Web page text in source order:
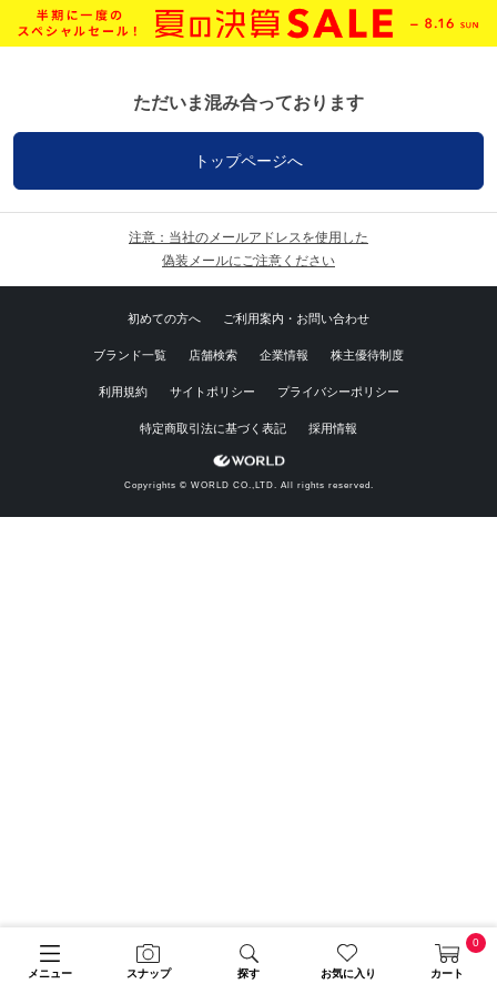
メニュー スナップ 探す お気に入り カート
0
ただいま混み合っております
トップページへ
注意：当社のメールアドレスを使用した
偽装メールにご注意ください
初めての方へ ご利用案内・お問い合わせ
ブランド一覧 店舗検索 企業情報 株主優待制度
利用規約 サイトポリシー プライバシーポリシー
特定商取引法に基づく表記 採用情報
Copyrights © WORLD CO.,LTD. All rights reserved.